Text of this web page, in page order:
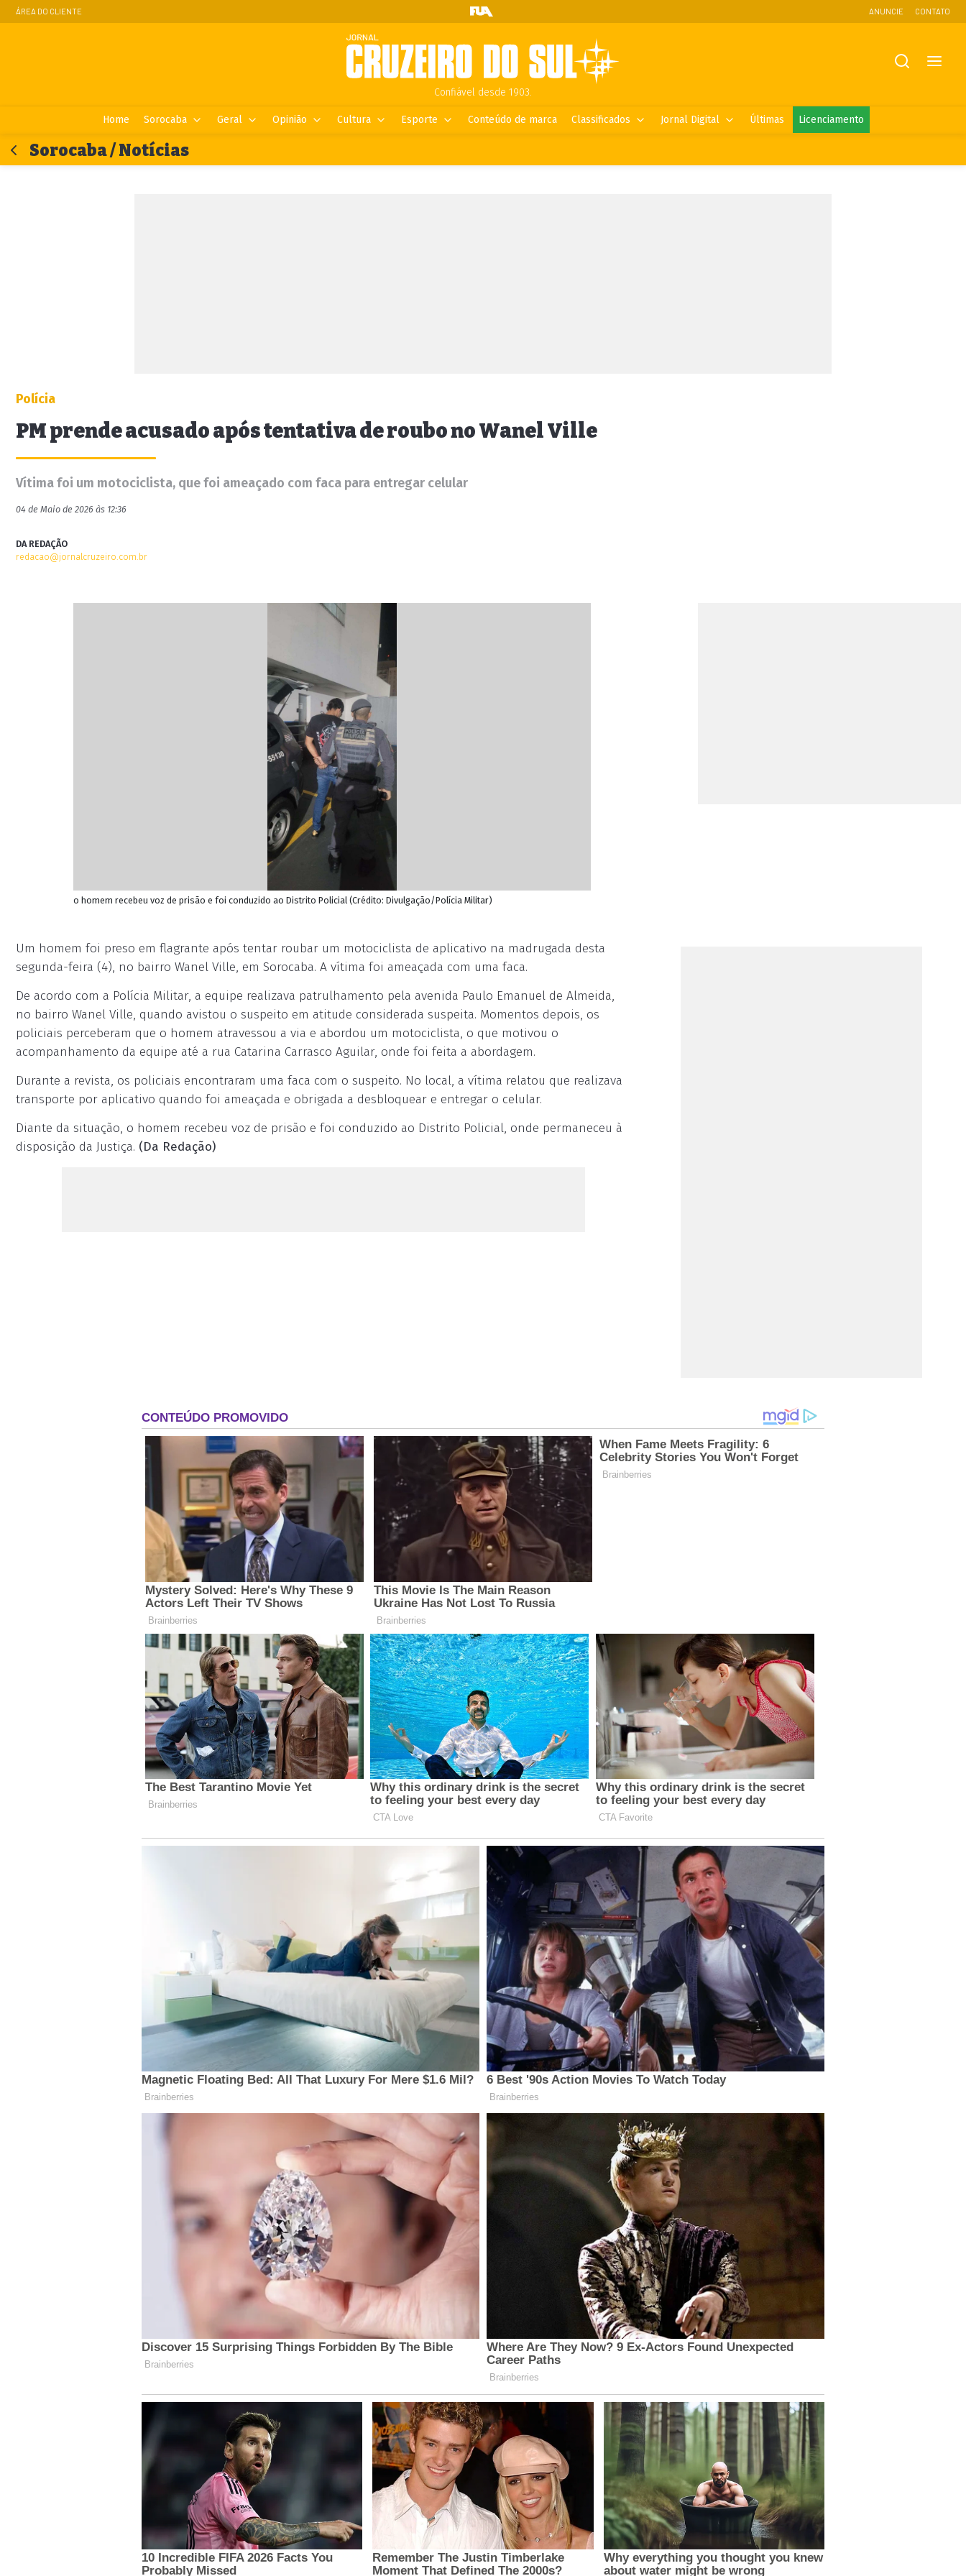
ÁREA DO CLIENTE ANUNCIE CONTATO
Confiável desde 1903.
Home Sorocaba Geral Opinião Cultura Esporte Conteúdo de marca Classificados Jornal Digital Últimas Licenciamento
Sorocaba / Notícias
Polícia
PM prende acusado após tentativa de roubo no Wanel Ville
Vítima foi um motociclista, que foi ameaçado com faca para entregar celular
04 de Maio de 2026 às 12:36
DA REDAÇÃO
redacao@jornalcruzeiro.com.br
o homem recebeu voz de prisão e foi conduzido ao Distrito Policial (Crédito: Divulgação/Polícia Militar)
Um homem foi preso em flagrante após tentar roubar um motociclista de aplicativo na madrugada desta
segunda-feira (4), no bairro Wanel Ville, em Sorocaba. A vítima foi ameaçada com uma faca.
De acordo com a Polícia Militar, a equipe realizava patrulhamento pela avenida Paulo Emanuel de Almeida,
no bairro Wanel Ville, quando avistou o suspeito em atitude considerada suspeita. Momentos depois, os
policiais perceberam que o homem atravessou a via e abordou um motociclista, o que motivou o
acompanhamento da equipe até a rua Catarina Carrasco Aguilar, onde foi feita a abordagem.
Durante a revista, os policiais encontraram uma faca com o suspeito. No local, a vítima relatou que realizava
transporte por aplicativo quando foi ameaçada e obrigada a desbloquear e entregar o celular.
Diante da situação, o homem recebeu voz de prisão e foi conduzido ao Distrito Policial, onde permaneceu à
disposição da Justiça. (Da Redação)